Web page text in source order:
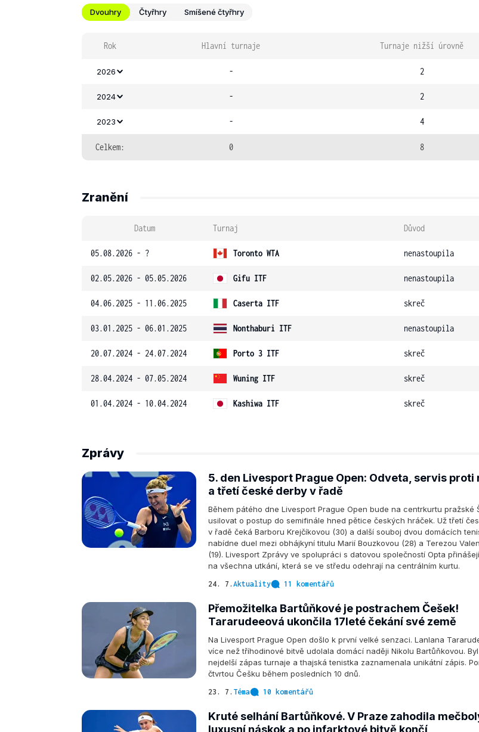
Dvouhry Čtyřhry Smíšené čtyřhry
Rok Hlavní turnaje Turnaje nižší úrovně
2026 - 2
2024 - 2
2023 - 4
Celkem: 0 8
Zranění
Datum Turnaj Důvod
05.08.2026 - ? Toronto WTA nenastoupila
02.05.2026 - 05.05.2026 Gifu ITF nenastoupila
04.06.2025 - 11.06.2025 Caserta ITF skreč
03.01.2025 - 06.01.2025 Nonthaburi ITF nenastoupila
20.07.2024 - 24.07.2024 Porto 3 ITF skreč
28.04.2024 - 07.05.2024 Wuning ITF skreč
01.04.2024 - 10.04.2024 Kashiwa ITF skreč
Zprávy
5. den Livesport Prague Open: Odveta, servis proti
a třetí české derby v řadě
Během pátého dne Livesport Prague Open bude na centrkurtu pražské
usilovat o postup do semifinále hned pětice českých hráček. Už třetí
v řadě čeká Barboru Krejčíkovou (30) a další souboj dvou domácích
nabídne duel mezi obhájkyní titulu Marií Bouzkovou (28) a Terezou
(19). Livesport Zprávy ve spolupráci s datovou společností Opta
na všechna utkání, která se ve středu odehrají na centrálním kurtu.
24. 7. Aktuality 11 komentářů
Přemožitelka Bartůňkové je postrachem Češek!
Tararudeeová ukončila 17leté čekání své země
Na Livesport Prague Open došlo k první velké senzaci. Lanlana
více než tříhodinové bitvě udolala domácí naději Nikolu Bartůňkovou.
nejdelší zápas turnaje a thajská tenistka zaznamenala unikátní zápis.
čtvrtou Češku během posledních 10 dnů.
23. 7. Téma 10 komentářů
Kruté selhání Bartůňkové. V Praze zahodila
luxusní náskok a po infarktové bitvě končí